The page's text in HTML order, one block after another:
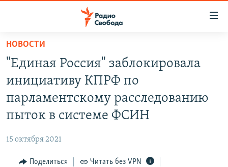
упрощенного
доступа
основному
содержанию
навигации
ПРОГРАММЫ
ПОДКАСТЫ
АВТОРСКИЕ ПРОЕКТЫ
КУЛЬТУРА
IDEL.РЕАЛИИ
НОВОСТИ
"Единая Россия" заблокировала
инициативу КПРФ по
парламентскому расследованию
пыток в системе ФСИН
15 октября 2021
Поделиться Читать без VPN